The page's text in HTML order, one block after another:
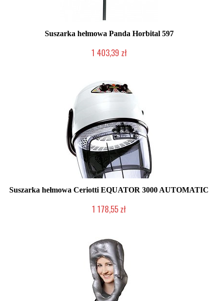
Suszarka hełmowa Panda Horbital 597
1 403,39 zł
Suszarka hełmowa Ceriotti EQUATOR 3000 AUTOMATIC
1 178,55 zł